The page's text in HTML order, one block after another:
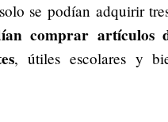
se podían adquirir
comprar artículos
, útiles escolares y